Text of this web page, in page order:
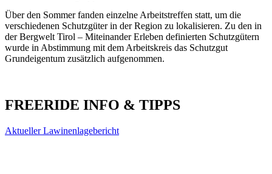
Über den Sommer fanden einzelne Arbeitstreffen statt, um die
verschiedenen Schutzgüter in der Region zu lokalisieren. Zu den in
der Bergwelt Tirol – Miteinander Erleben definierten Schutzgütern
wurde in Abstimmung mit dem Arbeitskreis das Schutzgut
Grundeigentum zusätzlich aufgenommen.
FREERIDE INFO & TIPPS
Aktueller Lawinenlagebericht